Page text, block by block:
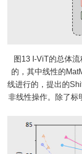
图13 I-ViT的总体
的，其中线性的
线进行的，提出的
非线性操作。除了标